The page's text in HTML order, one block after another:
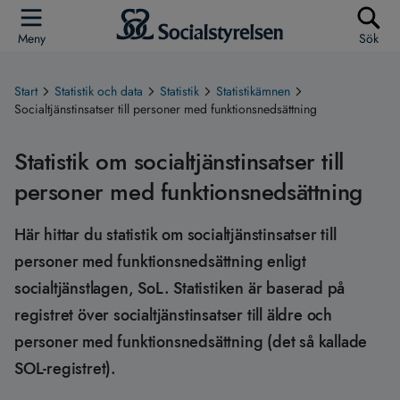
Meny Sök
Start Statistik och data Statistik
Statistikämnen
Socialtjänstinsatser till personer med funktionsnedsättning
Statistik om socialtjänstinsatser till
personer med funktionsnedsättning
Här hittar du statistik om socialtjänstinsatser till
personer med funktionsnedsättning enligt
socialtjänstlagen, SoL. Statistiken är baserad på
registret över socialtjänstinsatser till äldre och
personer med funktionsnedsättning (det så kallade
SOL-registret).